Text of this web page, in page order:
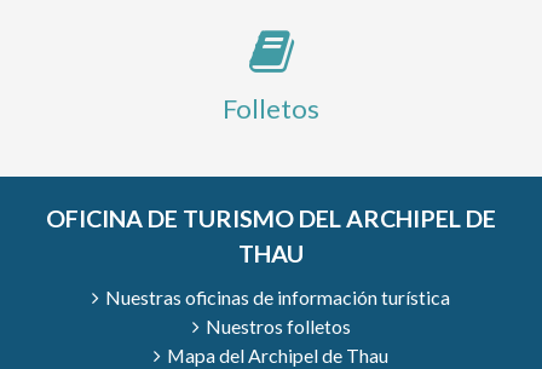
Folletos
OFICINA DE TURISMO DEL ARCHIPEL DE
THAU
Nuestras oficinas de información turística
Nuestros folletos
Mapa del Archipel de Thau